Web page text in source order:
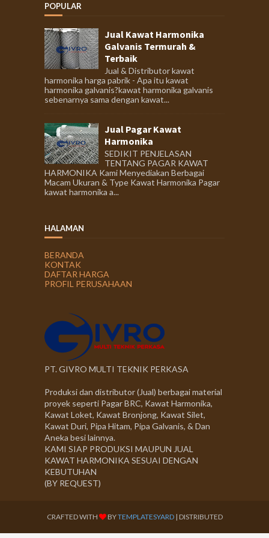
POPULAR
Jual Kawat Harmonika
Galvanis Termurah &
Terbaik
Jual & Distributor kawat
harmonika harga pabrik - Apa itu kawat
harmonika galvanis?kawat harmonika galvanis
sebenarnya sama dengan kawat...
Jual Pagar Kawat
Harmonika
SEDIKIT PENJELASAN
TENTANG PAGAR KAWAT
HARMONIKA Kami Menyediakan Berbagai
Macam Ukuran & Type Kawat Harmonika Pagar
kawat harmonika a...
HALAMAN
BERANDA
KONTAK
DAFTAR HARGA
PROFIL PERUSAHAAN
PT. GIVRO MULTI TEKNIK PERKASA
Produksi dan distributor (Jual) berbagai material
proyek seperti Pagar BRC, Kawat Harmonika,
Kawat Loket, Kawat Bronjong, Kawat Silet,
Kawat Duri, Pipa Hitam, Pipa Galvanis, & Dan
Aneka besi lainnya.
KAMI SIAP PRODUKSI MAUPUN JUAL
KAWAT HARMONIKA SESUAI DENGAN
KEBUTUHAN
(BY REQUEST)
CRAFTED WITH BYTEMPLATESYARD| DISTRIBUTED